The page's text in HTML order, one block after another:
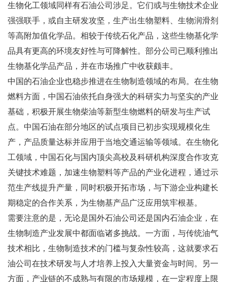
生物化工领域同样有石油公司涉足。它们或与生物技术企业
强强联手，或自主研发攻坚，生产出生物塑料、生物润滑剂
等高附加值化学品。相较于传统石化产品，这些生物基化学
品具有更高的环境友好性与可降解性。部分公司已顺利推出
生物基化学品产品，并在市场推广中收获颇丰。
中国的石油企业也稳步推进在生物制造领域的布局。在生物
燃料方面，中国石油依托自身强大的科研实力与坚实的产业
基础，积极开展生物柴油等新型生物燃料的研发与生产试
点。中国石油在部分地区的试点项目已初步实现规模化生
产，产品质量达标并应用于当地交通运输等领域。在生物化
工领域，中国石化与国内顶尖高校及科研机构深度合作攻克
关键技术难题，加速生物塑料等产品的产业化进程，通过示
范生产线提升产量，同时积极开拓市场，与下游企业构建长
期稳定的合作关系，为生物基产品广泛应用筑牢根基。
需要注意的是，无论是国外石油公司还是国内石油企业，在
生物制造产业发展中都面临诸多挑战。一方面，与传统油气
技术相比，生物制造技术的门槛与复杂性较高，这就要求石
油公司在技术研发与人才培养上投入大量资金与时间。另一
方面，产业链的不成熟与有限的市场规模，在一定程度上限